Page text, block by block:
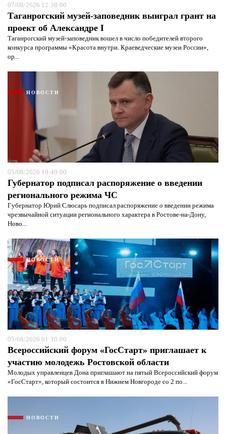
07/08/2026 12:38:00
Таганрогский музей-заповедник выиграл грант на
проект об Александре I
Таганрогский музей-заповедник вошел в число победителей второго
конкурса программы «Красота внутри. Краеведческие музеи России»,
ор...
НОВОСТИ
05/08/2026 19:49:00
Губернатор подписал распоряжение о введении
регионального режима ЧС
Губернатор Юрий Слюсарь подписал распоряжение о введении режима
чрезвычайной ситуации регионального характера в Ростове-на-Дону,
Ново...
НОВОСТИ
05/08/2026 01:10:00
Всероссийский форум «ГосСтарт» приглашает к
участию молодежь Ростовской области
Молодых управленцев Дона приглашают на пятый Всероссийский форум
«ГосСтарт», который состоится в Нижнем Новгороде со 2 по...
НОВОСТИ
Я согласен с
защиты информации*
Я согласен с
политикой конфиденциальности и
защиты информации*